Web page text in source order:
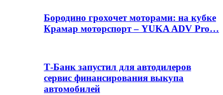
Бородино грохочет моторами: на кубке
Крамар моторспорт – YUKA ADV Pro…
Т-Банк запустил для автодилеров
сервис финансирования выкупа
автомобилей